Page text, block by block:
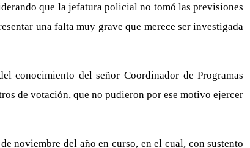
que la jefatura policial no tomó las previsiones
una falta muy grave que merece ser investigada
conocimiento del señor Coordinador de Programas
de votación, que no pudieron por ese motivo ejercer
noviembre del año en curso, en el cual, con sustento